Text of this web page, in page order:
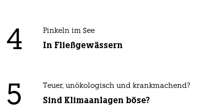
4 Pinkeln im See
In Fließgewässern
5 Teuer, unökologisch und krankmachend?
Sind Klimaanlagen böse?